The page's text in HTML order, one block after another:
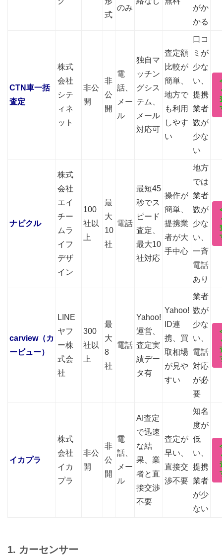
式
のみ
がか
かる
CTN車一括
査定
株式
会社
シテ
ィネ
ット
非公
開
非
公
開
電
話、
メー
ル
独自マ
ッチン
グシス
テム、
メール
対応可
査定額
比較が
簡単、
地方で
も利用
しやす
い
口コ
ミが
少な
い、
提携
業者
数が
少な
い
ナビクル
株式
会社
エイ
チー
ムラ
イフ
デザ
イン
100
社以
上
最
大
10
社
電話
最短45
秒でス
ピード
査定、
最大10
社対応
操作が
簡単、
提携業
者が大
手中心
地方
では
業者
数が
少な
い、
一斉
電話
あり
carview（カ
ービュー）
LINE
ヤフ
ー株
式会
社
300
社以
上
最
大
8
社
電話
Yahoo!
運営、
査定実
績デー
タ有
Yahoo!
ID連
携、買
取相場
が見や
すい
業者
数が
少な
い、
電話
対応
が必
要
イカプラ
株式
会社
イカ
プラ
非公
開
非
公
開
電
話、
メー
ル
AI査定
で迅速
な結
果、業
者と直
接交渉
不要
査定が
早い、
直接交
渉不要
知名
度が
低
い、
提携
業者
が少
ない
1. カーセンサー